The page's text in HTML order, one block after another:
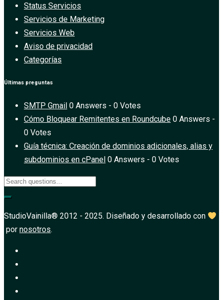
Status Servicios
Servicios de Marketing
Servicios Web
Aviso de privacidad
Categorías
Últimas preguntas
SMTP Gmail 0 Answers - 0 Votes
Cómo Bloquear Remitentes en Roundcube 0 Answers -
0 Votes
Guía técnica: Creación de dominios adicionales, alias y
subdominios en cPanel 0 Answers - 0 Votes
StudioVainilla® 2012 - 2025. Diseñado y desarrollado con
por nosotros.